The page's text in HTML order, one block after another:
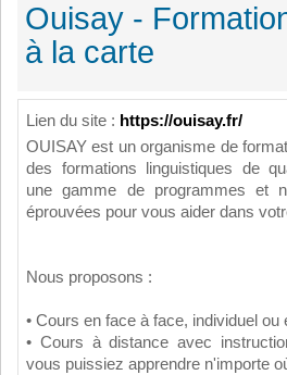
Ouisay -
à la carte
Lien du site : https://ouisay.fr/
OUISAY est un organisme de
des formations linguistiques de
une gamme de programmes et
éprouvées pour vous aider dans
Nous proposons :
• Cours en face à face, individuel ou
• Cours à distance avec
vous puissiez apprendre n'importe